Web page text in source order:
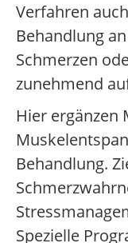
Verfahren
Behandlung
Schmerzen
zunehmend
Hier ergänzen
Behandlung.
Spezielle